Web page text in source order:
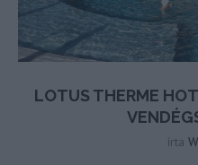
LOTUS THERME
írta